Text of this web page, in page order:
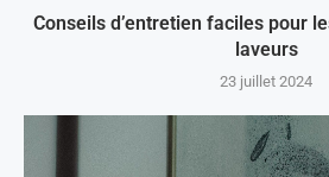
Conseils d’entretien faciles pour
laveurs
23 juillet 2024